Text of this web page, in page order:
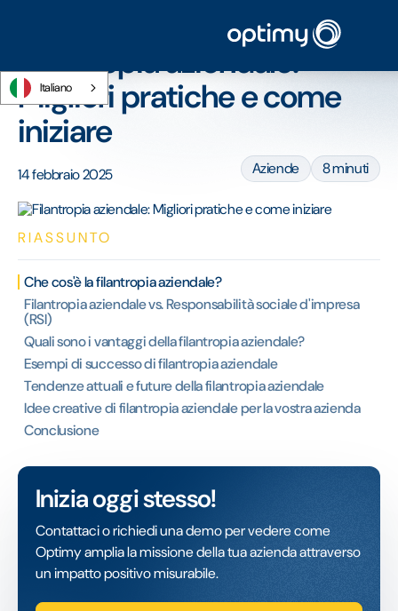
Italiano
Filantropia aziendale: Migliori pratiche e come iniziare
Filantropia aziendale:
Migliori pratiche e come
iniziare
14 febbraio 2025 Aziende 8 minuti
RIASSUNTO
Che cos'è la filantropia aziendale?
Filantropia aziendale vs. Responsabilità sociale d'impresa
(RSI)
Quali sono i vantaggi della filantropia aziendale?
Esempi di successo di filantropia aziendale
Tendenze attuali e future della filantropia aziendale
Idee creative di filantropia aziendale per la vostra azienda
Conclusione
Inizia oggi stesso!
Contattaci o richiedi una demo per vedere come
Optimy amplia la missione della tua azienda attraverso
un impatto positivo misurabile.